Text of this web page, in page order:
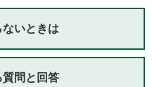
ないときは
質問と回答